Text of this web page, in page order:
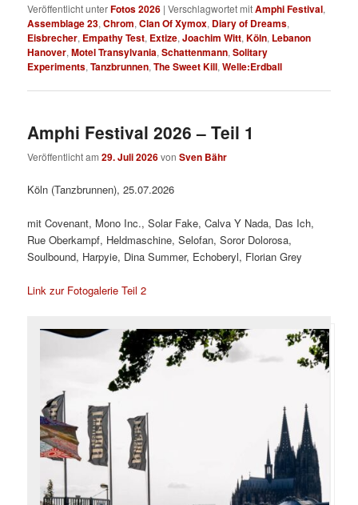
Veröffentlicht unterFotos 2026 |Verschlagwortet mitAmphi Festival,
Assemblage 23,Chrom,Clan Of Xymox, Diary of Dreams,
Eisbrecher, Empathy Test, Extize,Joachim Witt,Köln, Lebanon
Hanover,Motel Transylvania,Schattenmann,Solitary
Experiments,Tanzbrunnen,The Sweet Kill,Welle:Erdball
Amphi Festival 2026 – Teil 1
Veröffentlicht am29. Juli 2026vonSven Bähr
Köln (Tanzbrunnen), 25.07.2026
mit Covenant, Mono Inc., Solar Fake, Calva Y Nada, Das Ich,
Rue Oberkampf, Heldmaschine, Selofan, Soror Dolorosa,
Soulbound, Harpyie, Dina Summer, Echoberyl, Florian Grey
Link zur Fotogalerie Teil 2